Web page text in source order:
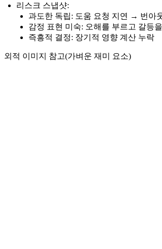
리스크 스냅샷:
과도한 독립: 도움 요청 지연 → 번아
감정 표현 미숙: 오해를 부르고 갈등
즉흥적 결정: 장기적 영향 계산 누락
외적 이미지 참고(가벼운 재미 요소)